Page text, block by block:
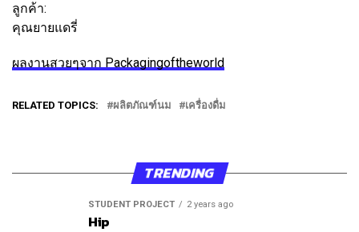
ลูกค้า:
คุณยายแดรี่
ผลงานสวยๆจาก Packagingoftheworld
RELATED TOPICS: ผลิตภัณฑ์นม เครื่องดื่ม
TRENDING
STUDENT PROJECT 2 years ago
Hip